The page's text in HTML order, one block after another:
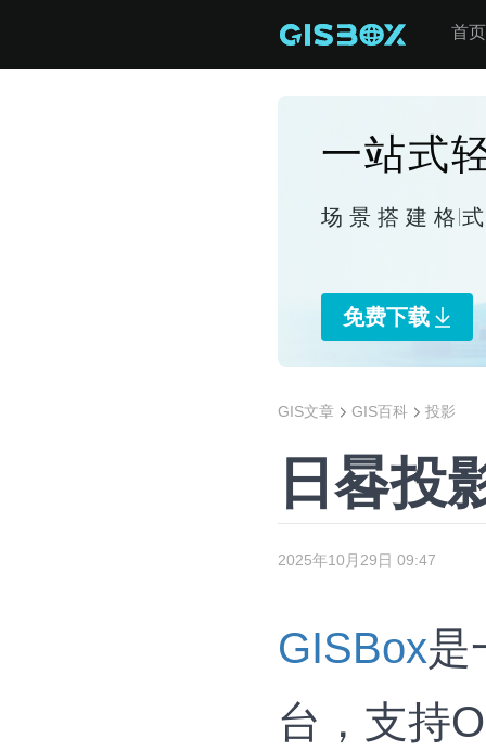
首页
一站式
场景搭建 格
免费下载
GIS文章 GIS百科 投影
日晷投
2025年10月29日 09:47
GISBox是
台，支持